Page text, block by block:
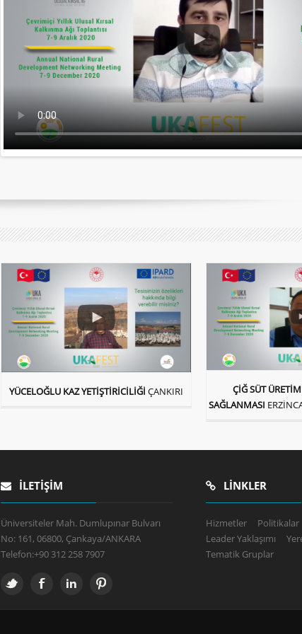
YÜCELOĞLU KAZ YETİŞTİRİCİLİĞİ ÇANKIRI
ÇİĞ SÜT
SAĞLANMASI
İLETIŞIM
Üniversiteler Mah. Dumlupınar Bulvarı
No: 161, 06800, Çankaya/ANKARA
Telefon:+90 312 258 7907
LINKLER
Hizmetler Politikalar
Leader Yaklaşımı
Tematik Gruplar